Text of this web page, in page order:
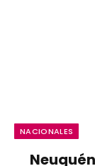
NACIONALES